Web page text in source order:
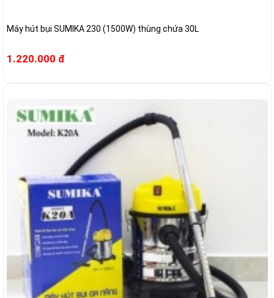
Máy hút bụi SUMIKA 230 (1500W) thùng chứa 30L
1.220.000 đ